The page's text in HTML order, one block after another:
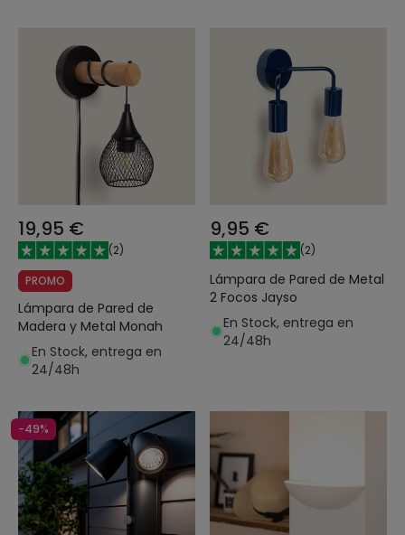
19,95 €
(2)
PROMO
Lámpara de Pared de
Madera y Metal Monah
En Stock, entrega en
24/48h
9,95 €
(2)
Lámpara de Pared de Metal
2 Focos Jayso
En Stock, entrega en
24/48h
-49%